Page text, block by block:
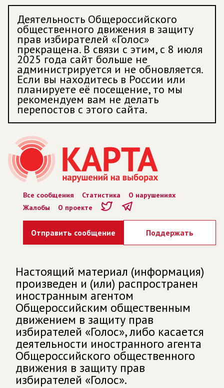
Деятельность Общероссийского
общественного движения в защиту
прав избирателей «Голос»
прекращена. В связи с этим, с 8 июля
2025 года сайт больше не
администрируется и не обновляется.
Если вы находитесь в России или
планируете её посещение, то мы
рекомендуем вам не делать
перепостов с этого сайта.
Все сообщения Статистика
О нарушениях
Жалобы
О проекте
Отправить сообщение Поддержать
Настоящий материал (информация)
произведен и (или) распространен
иностранным агентом
Общероссийским общественным
движением в защиту прав
избирателей «Голос», либо касается
деятельности иностранного агента
Общероссийского общественного
движения в защиту прав
избирателей «Голос».